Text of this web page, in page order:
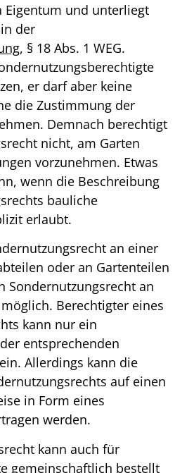
Eigentum und unterliegt
der
, § 18 Abs. 1 WEG.
er darf aber keine
die Zustimmung der
Demnach berechtigt
nicht, am Garten
vorzunehmen. Etwas
wenn die Beschreibung
bauliche
erlaubt.
an einer
oder an Gartenteilen
Sondernutzungsrecht an
Berechtigter eines
kann nur ein
entsprechenden
Allerdings kann die
auf einen
in Form eines
werden.
kann auch für
gemeinschaftlich bestellt